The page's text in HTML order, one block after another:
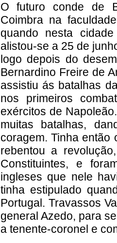
Ofuturo conde de
Coimbra na
quando nesta
alistou-se a 25 de
logo depois do
Bernardino Freire de
assistiu ás batalhas
nos primeiros
exércitos de
muitas batalhas,
coragem. Tinha então
rebentou a
Constituintes, e
ingleses que nele
tinha estipulado
Portugal. Travassos
general Azedo, para
a tenente-coronel e